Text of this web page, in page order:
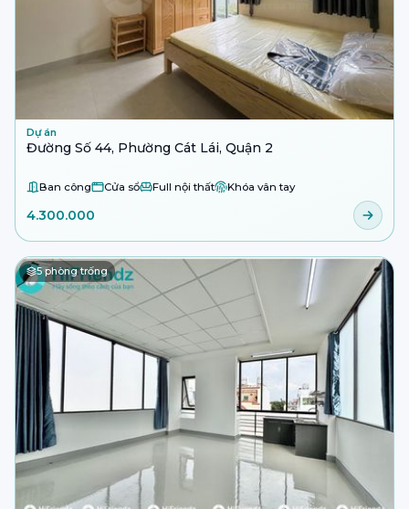
Dự án
Đường Số 44, Phường Cát Lái, Quận 2
Ban công Cửa sổ Full nội thất Khóa vân tay
4.300.000
5phòng trống